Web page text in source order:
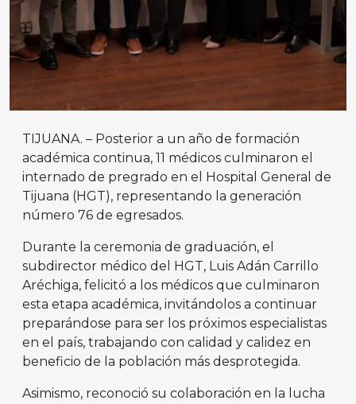
TIJUANA. – Posterior a un año de formación
académica continua, 11 médicos culminaron el
internado de pregrado en el Hospital General de
Tijuana (HGT), representando la generación
número 76 de egresados.
Durante la ceremonia de graduación, el
subdirector médico del HGT, Luis Adán Carrillo
Aréchiga, felicitó a los médicos que culminaron
esta etapa académica, invitándolos a continuar
preparándose para ser los próximos especialistas
en el país, trabajando con calidad y calidez en
beneficio de la población más desprotegida.
Asimismo, reconoció su colaboración en la lucha